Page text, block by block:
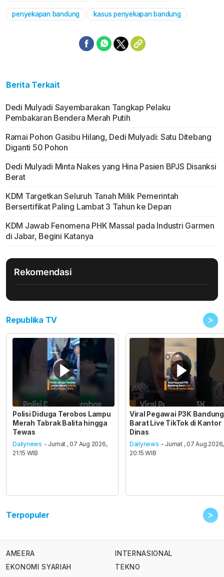
penyekapan bandung kasus penyekapan bandung
Berita Terkait
Dedi Mulyadi Sayembarakan Tangkap Pelaku
Pembakaran Bendera Merah Putih
Ramai Pohon Gasibu Hilang, Dedi Mulyadi: Satu Ditebang
Diganti 50 Pohon
Dedi Mulyadi Minta Nakes yang Hina Pasien BPJS Disanksi
Berat
KDM Targetkan Seluruh Tanah Milik Pemerintah
Bersertifikat Paling Lambat 3 Tahun ke Depan
KDM Jawab Fenomena PHK Massal pada Industri Garmen
di Jabar, Begini Katanya
Rekomendasi
Republika TV >
Polisi Diduga Terobos Lampu
Merah Tabrak Balita hingga
Tewas
Dailynews - Jumat , 07 Aug 2026,
21:15 WIB
Viral Pegawai P3K Bandung
Barat Live TikTok di Kantor
Dinas
Dailynews - Jumat , 07 Aug 2026,
20:15 WIB
Terpopuler >
AMEERA
EKONOMI SYARIAH
INTERNASIONAL
TEKNO